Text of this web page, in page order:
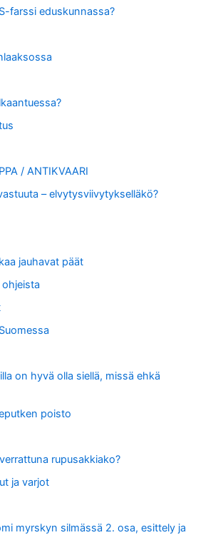
farssi eduskunnassa?
/ ANTIKVAARI
– elvytysviivytykselläkö?
jauhavat päät
on hyvä olla siellä, missä ehkä
poisto
rupusakkiako?
ja varjot
myrskyn silmässä 2. osa, esittely ja